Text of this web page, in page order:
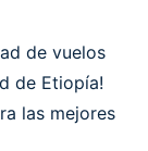
de vuelos
de Etiopía!
las mejores